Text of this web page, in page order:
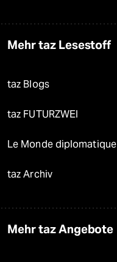
Mehr taz Lesestoff
taz Blogs
taz FUTURZWEI
Le Monde diplomatique
taz Archiv
Mehr taz Angebote